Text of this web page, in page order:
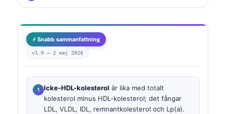
⚡ Snabb sammanfattning
v1.0 — 2 maj 2026
Icke-HDL-kolesterol är lika med totalt
kolesterol minus HDL-kolesterol; det fångar
LDL, VLDL, IDL, remnantkolesterol och Lp(a).